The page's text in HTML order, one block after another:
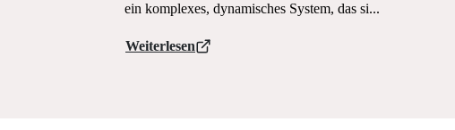
ein komplexes, dynamisches System, das si...
Weiterlesen